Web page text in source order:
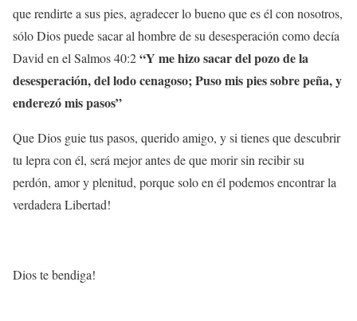
que rendirte a sus pies, agradecer lo bueno que es él con nosotros,
sólo Dios puede sacar al hombre de su desesperación como decía
David en el Salmos 40:2“Y me hizo sacar del pozo de la
desesperación, del lodo cenagoso; Puso mis pies sobre peña, y
enderezó mis pasos”
Que Dios guie tus pasos, querido amigo, y si tienes que descubrir
tu lepra con él, será mejor antes de que morir sin recibir su
perdón, amor y plenitud, porque solo en él podemos encontrar la
verdadera Libertad!
Dios te bendiga!